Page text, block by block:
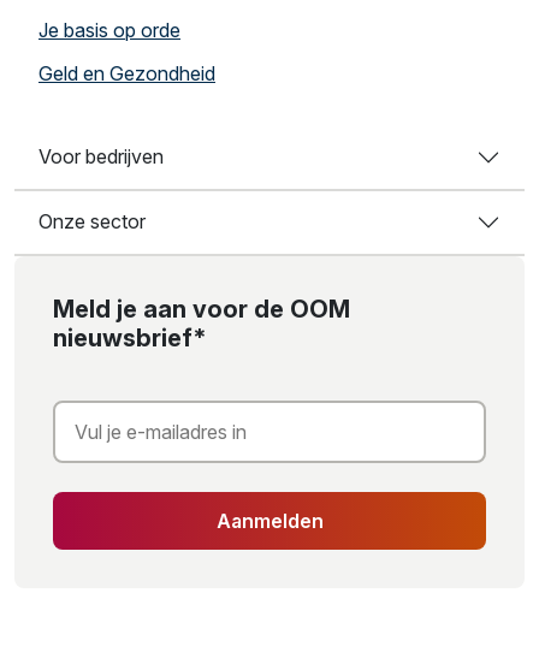
Je basis op orde
Geld en Gezondheid
Voor bedrijven
Onze sector
Meld je aan voor de OOM
nieuwsbrief*
Aanmelden